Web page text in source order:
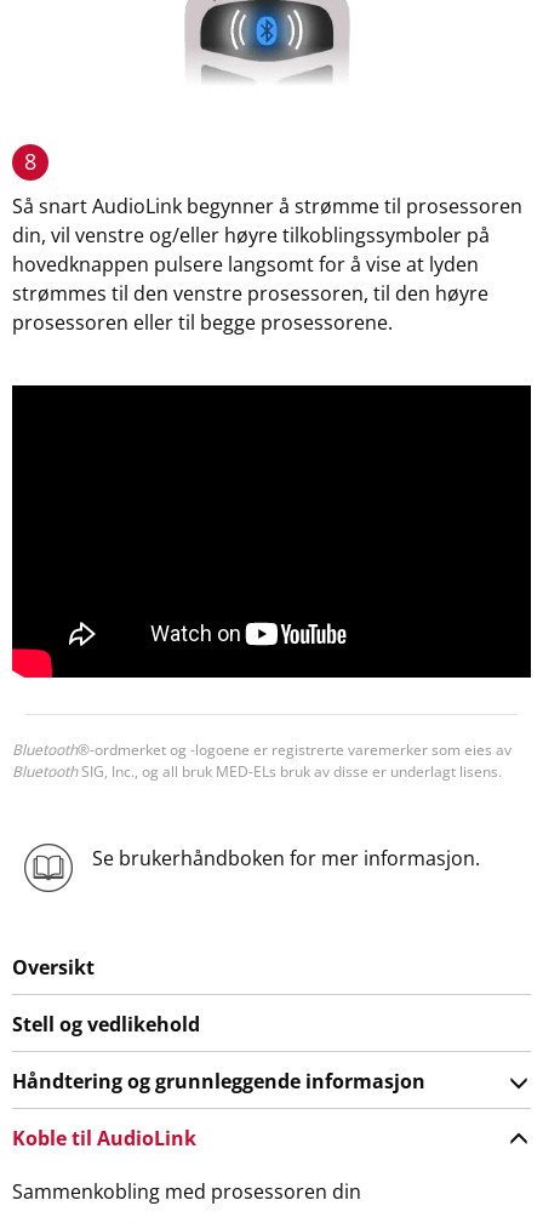
8
Så snart AudioLink begynner å strømme til prosessoren
din, vil venstre og/eller høyre tilkoblingssymboler på
hovedknappen pulsere langsomt for å vise at lyden
strømmes til den venstre prosessoren, til den høyre
prosessoren eller til begge prosessorene.
Bluetooth®-ordmerket og -logoene er registrerte varemerker som eies av
BluetoothSIG, Inc., og all bruk MED-ELs bruk av disse er underlagt lisens.
Se brukerhåndboken for mer informasjon.
Oversikt
Stell og vedlikehold
Håndtering og grunnleggende informasjon
Koble til AudioLink
Sammenkobling med prosessoren din